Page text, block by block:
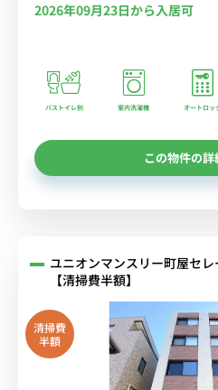
2026年09月23日から入居可
バストイレ別 室内洗濯機 オートロッ
この物件の
ユニオンマンスリー町屋セ
【清掃費半額】
清掃費
半額